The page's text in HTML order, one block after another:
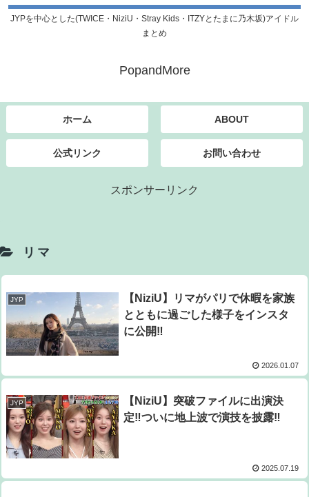
JYPを中心とした(TWICE・NiziU・Stray Kids・ITZYとたまに乃木坂)アイドル
まとめ
PopandMore
ホーム ABOUT
公式リンク お問い合わせ
スポンサーリンク
リマ
JYP
【NiziU】リマがパリで休暇を家族
とともに過ごした様子をインスタ
に公開‼
2026.01.07
JYP
【NiziU】突破ファイルに出演決
定‼ついに地上波で演技を披露‼
2025.07.19